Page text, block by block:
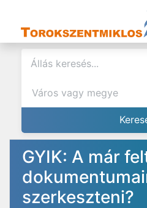
GYIK: A már
szerkeszteni?